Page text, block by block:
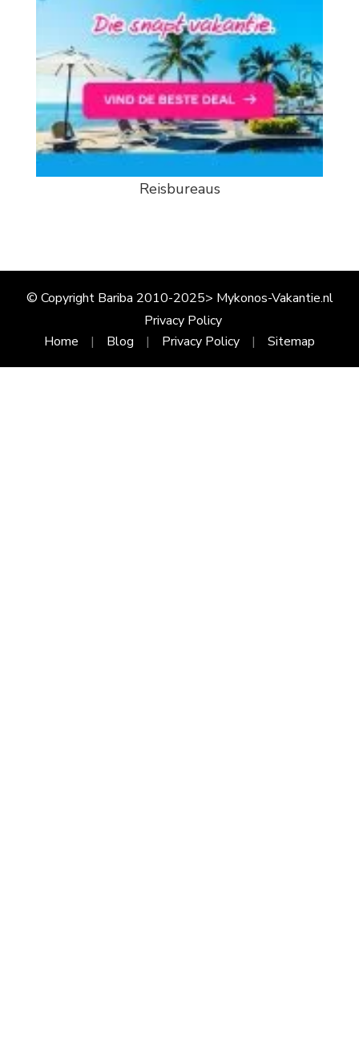
Reisbureaus
© Copyright Bariba 2010-2025> Mykonos-Vakantie.nl
Privacy Policy
Home
Blog Privacy Policy Sitemap